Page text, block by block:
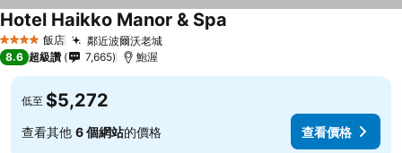
4 星級 飯店 鄰近波爾沃老城
Hotel Haikko Manor & Spa
8.6 超級讚 7,665 鮑渥
低至 $5,272
查看其他 6 個網站的價格 查看價格